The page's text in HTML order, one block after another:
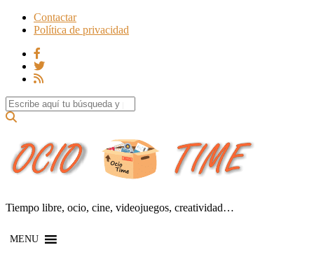
Contactar
Política de privacidad
Search for:
Tiempo libre, ocio, cine, videojuegos, creatividad…
MENU